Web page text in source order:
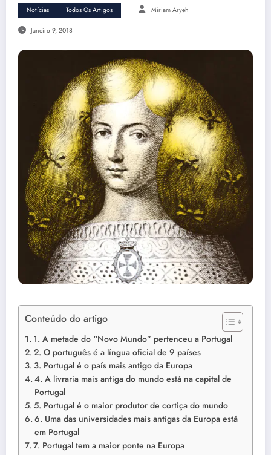
Notícias Todos Os Artigos Miriam Aryeh
Janeiro 9, 2018
Conteúdo do artigo
1. A metade do “Novo Mundo” pertenceu a Portugal
2. O português é a língua oficial de 9 países
3. Portugal é o país mais antigo da Europa
4. A livraria mais antiga do mundo está na capital de
Portugal
5. Portugal é o maior produtor de cortiça do mundo
6. Uma das universidades mais antigas da Europa está
em Portugal
7. Portugal tem a maior ponte na Europa